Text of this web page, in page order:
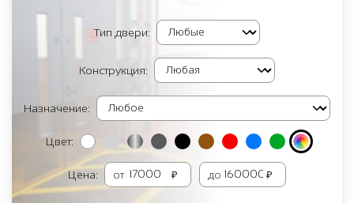
Тип двери:
Конструкция:
Назначение:
Цвет:
Цена: от ₽ до ₽